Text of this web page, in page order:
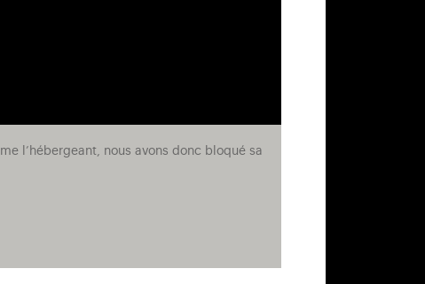
l’hébergeant, nous avons donc bloqué sa